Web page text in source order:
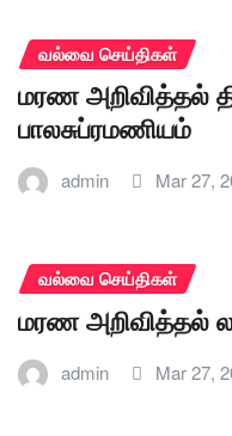
வல்வை செய்திகள்
மரண அறிவித்தல்
பாலசுப்ரமணியம்
admin Mar 27,
வல்வை செய்திகள்
மரண அறிவித்தல்
admin Mar 27,